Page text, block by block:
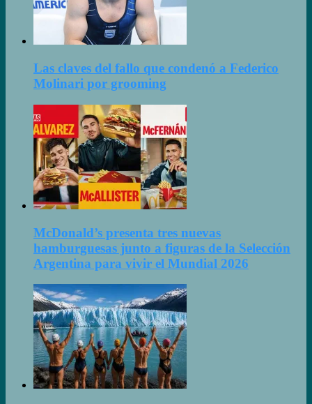
Las claves del fallo que condenó a Federico
Molinari por grooming
McDonald’s presenta tres nuevas
hamburguesas junto a figuras de la Selección
Argentina para vivir el Mundial 2026